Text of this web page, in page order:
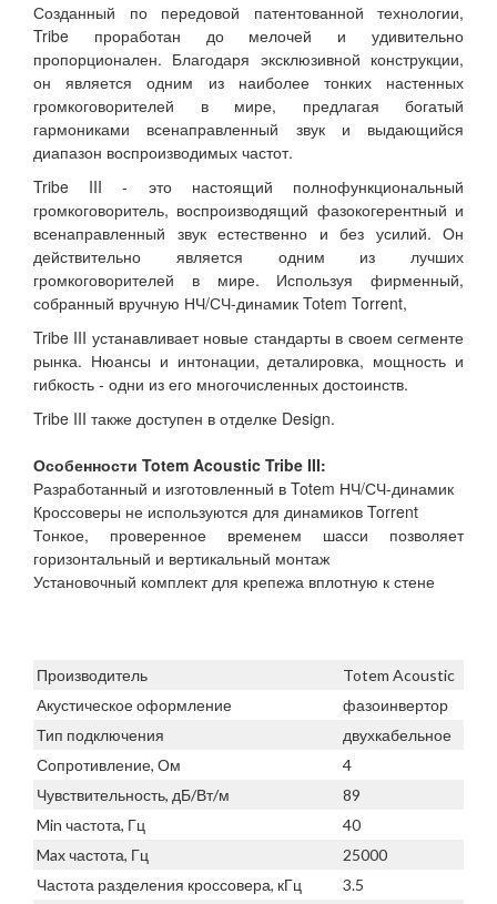
Созданный по передовой патентованной технологии,
Tribe проработан до мелочей и удивительно
пропорционален. Благодаря эксклюзивной конструкции,
он является одним из наиболее тонких настенных
громкоговорителей в мире, предлагая богатый
гармониками всенаправленный звук и выдающийся
диапазон воспроизводимых частот.
Tribe III - это настоящий полнофункциональный
громкоговоритель, воспроизводящий фазокогерентный и
всенаправленный звук естественно и без усилий. Он
действительно является одним из лучших
громкоговорителей в мире. Используя фирменный,
собранный вручную НЧ/СЧ-динамик Totem Torrent,
Tribe III устанавливает новые стандарты в своем сегменте
рынка. Нюансы и интонации, деталировка, мощность и
гибкость - одни из его многочисленных достоинств.
Tribe III также доступен в отделке Design.
Особенности Totem Acoustic Tribe III:
Разработанный и изготовленный в Totem НЧ/СЧ-динамик
Кроссоверы не используются для динамиков Torrent
Тонкое, проверенное временем шасси позволяет
горизонтальный и вертикальный монтаж
Установочный комплект для крепежа вплотную к стене
Производитель
Totem Acoustic
Акустическое оформление
фазоинвертор
Тип подключения
двухкабельное
Сопротивление, Ом
4
Чувствительность, дБ/Вт/м
89
Min частота, Гц
40
Max частота, Гц
25000
Частота разделения кроссовера, кГц
3.5